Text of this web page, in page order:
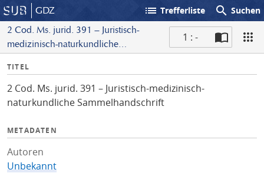
GDZ list Trefferliste search Suchen
2 Cod. Ms. jurid. 391 – Juristisch-
medizinisch-naturkundliche
1 : -
I
f
o
TITEL
2 Cod. Ms. jurid. 391 – Juristisch-medizinisch-
naturkundliche Sammelhandschrift
METADATEN
Autoren
Unbekannt